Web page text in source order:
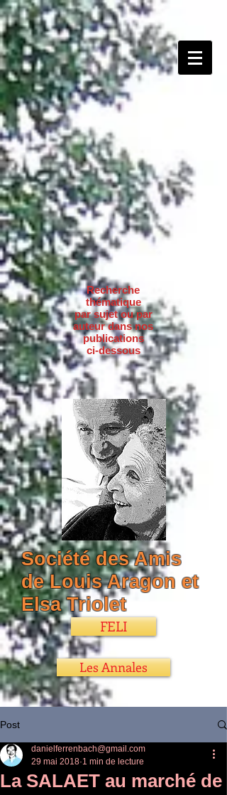
Recherche
thématique
par sujet ou par
auteur dans nos
publications
ci-dessous
Société des Amis
de Louis Aragon et
Elsa Triolet
FELI
Les Annales
Post
La SALAET au marché de
danielferrenbach@gmail.com
29 mai 2018 1 min de lecture